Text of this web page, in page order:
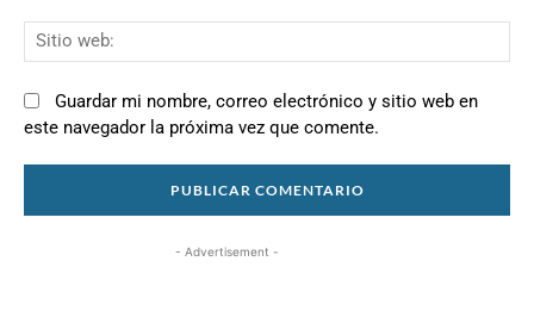
Guardar mi nombre, correo electrónico y sitio web en
este navegador la próxima vez que comente.
- Advertisement -